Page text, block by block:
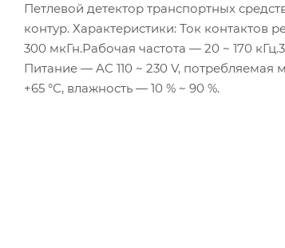
Петлевой детектор транспортных
контур. Характеристики: Ток контактов
300 мкГн.Рабочая частота — 20 ~ 170
Питание — AC 110 ~ 230 V,
+65 °С, влажность — 10 % ~ 90 %.